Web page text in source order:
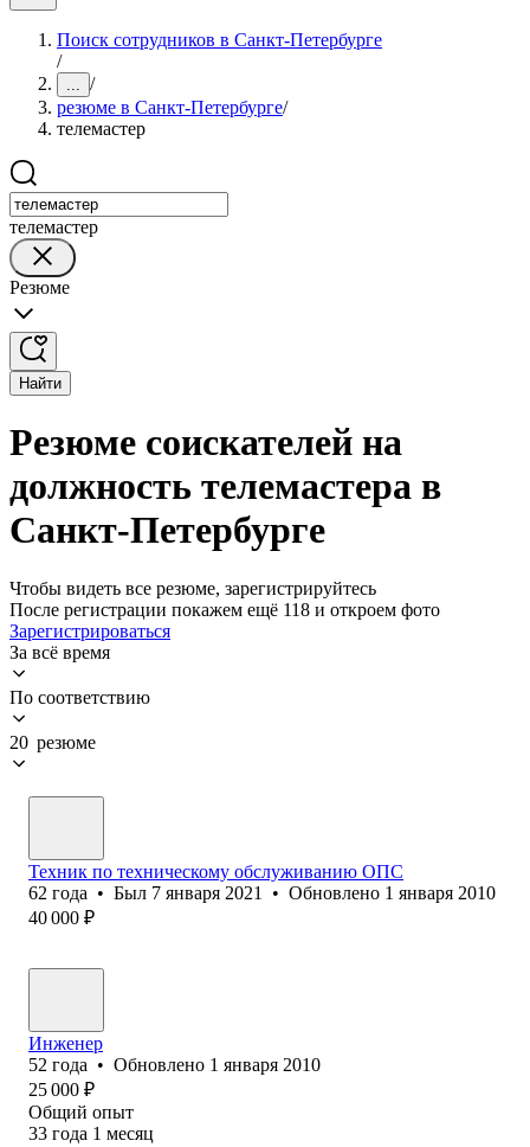
Поиск сотрудников в Санкт-Петербурге
/
... /
резюме в Санкт-Петербурге/
телемастер
телемастер
Резюме
Найти
Резюме соискателей на
должность телемастера в
Санкт-Петербурге
Чтобы видеть все резюме, зарегистрируйтесь
После регистрации покажем ещё 118 и откроем фото
Зарегистрироваться
За всё время
По соответствию
20 резюме
Техник по техническому обслуживанию ОПС
62 года • Был 7 января 2021 • Обновлено 1 января 2010
40 000 ₽
Инженер
52 года • Обновлено 1 января 2010
25 000 ₽
Общий опыт
33 года 1 месяц